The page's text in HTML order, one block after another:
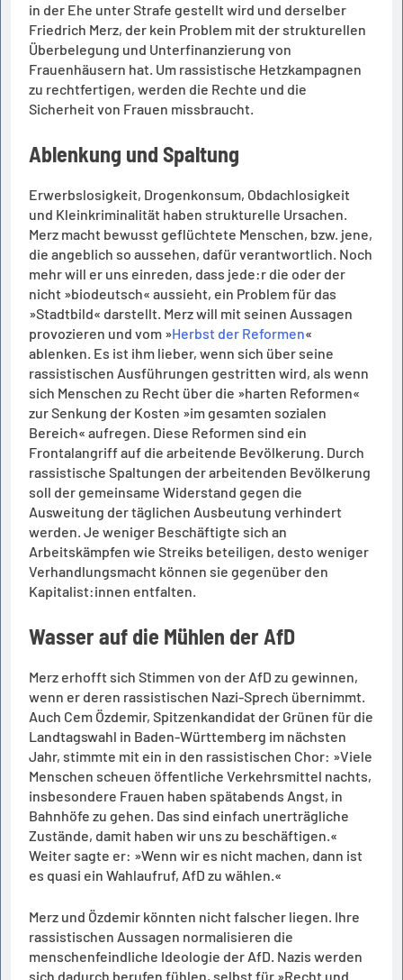
in der Ehe unter Strafe gestellt wird und derselber
Friedrich Merz, der kein Problem mit der strukturellen
Überbelegung und Unterfinanzierung von
Frauenhäusern hat. Um rassistische Hetzkampagnen
zu rechtfertigen, werden die Rechte und die
Sicherheit von Frauen missbraucht.
Ablenkung und Spaltung
Erwerbslosigkeit, Drogenkonsum, Obdachlosigkeit
und Kleinkriminalität haben strukturelle Ursachen.
Merz macht bewusst geflüchtete Menschen, bzw. jene,
die angeblich so aussehen, dafür verantwortlich. Noch
mehr will er uns einreden, dass jede:r die oder der
nicht »biodeutsch« aussieht, ein Problem für das
»Stadtbild« darstellt. Merz will mit seinen Aussagen
provozieren und vom »Herbst der Reformen«
ablenken. Es ist ihm lieber, wenn sich über seine
rassistischen Ausführungen gestritten wird, als wenn
sich Menschen zu Recht über die »harten Reformen«
zur Senkung der Kosten »im gesamten sozialen
Bereich« aufregen. Diese Reformen sind ein
Frontalangriff auf die arbeitende Bevölkerung. Durch
rassistische Spaltungen der arbeitenden Bevölkerung
soll der gemeinsame Widerstand gegen die
Ausweitung der täglichen Ausbeutung verhindert
werden. Je weniger Beschäftigte sich an
Arbeitskämpfen wie Streiks beteiligen, desto weniger
Verhandlungsmacht können sie gegenüber den
Kapitalist:innen entfalten.
Wasser auf die Mühlen der AfD
Merz erhofft sich Stimmen von der AfD zu gewinnen,
wenn er deren rassistischen Nazi-Sprech übernimmt.
Auch Cem Özdemir, Spitzenkandidat der Grünen für die
Landtagswahl in Baden-Württemberg im nächsten
Jahr, stimmte mit ein in den rassistischen Chor: »Viele
Menschen scheuen öffentliche Verkehrsmittel nachts,
insbesondere Frauen haben spätabends Angst, in
Bahnhöfe zu gehen. Das sind einfach unerträgliche
Zustände, damit haben wir uns zu beschäftigen.«
Weiter sagte er: »Wenn wir es nicht machen, dann ist
es quasi ein Wahlaufruf, AfD zu wählen.«
Merz und Özdemir könnten nicht falscher liegen. Ihre
rassistischen Aussagen normalisieren die
menschenfeindliche Ideologie der AfD. Nazis werden
sich dadurch berufen fühlen, selbst für »Recht und